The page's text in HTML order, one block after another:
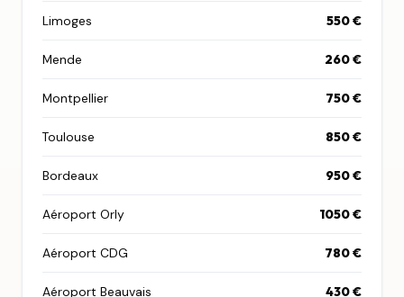
Limoges 550 €
Mende 260 €
Montpellier 750 €
Toulouse 850 €
Bordeaux 950 €
Aéroport Orly 1050 €
Aéroport CDG 780 €
Aéroport Beauvais 430 €